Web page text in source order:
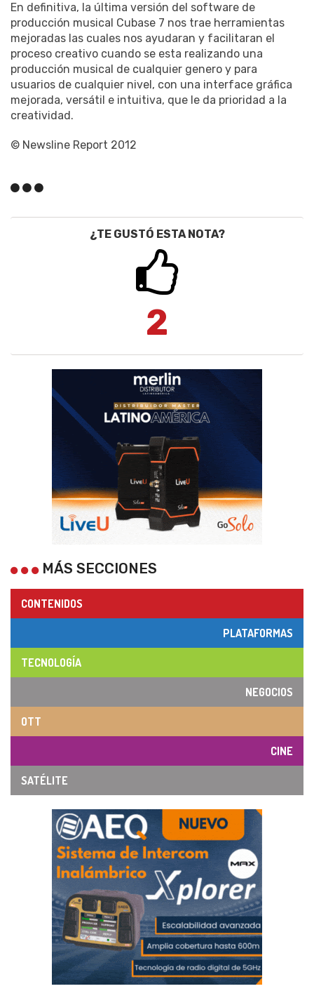
En definitiva, la última versión del software de
producción musical Cubase 7 nos trae herramientas
mejoradas las cuales nos ayudaran y facilitaran el
proceso creativo cuando se esta realizando una
producción musical de cualquier genero y para
usuarios de cualquier nivel, con una interface gráfica
mejorada, versátil e intuitiva, que le da prioridad a la
creatividad.
© Newsline Report 2012
¿TE GUSTÓ ESTA NOTA?
2
MÁS SECCIONES
CONTENIDOS
PLATAFORMAS
TECNOLOGÍA
NEGOCIOS
OTT
CINE
SATÉLITE